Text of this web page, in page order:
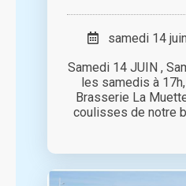
samedi 14
Samedi 14 JUIN ,
les samedis à
Brasserie La
coulisses de notre